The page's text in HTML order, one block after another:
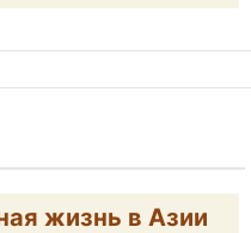
жизнь в Азии